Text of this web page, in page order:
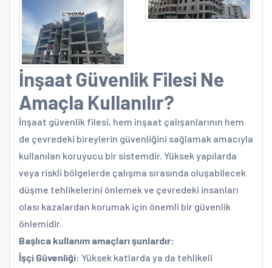
İnşaat Güvenlik Filesi Ne
Amaçla Kullanılır?
İnşaat güvenlik filesi, hem inşaat çalışanlarının hem
de çevredeki bireylerin güvenliğini sağlamak amacıyla
kullanılan koruyucu bir sistemdir. Yüksek yapılarda
veya riskli bölgelerde çalışma sırasında oluşabilecek
düşme tehlikelerini önlemek ve çevredeki insanları
olası kazalardan korumak için önemli bir güvenlik
önlemidir.
Başlıca kullanım amaçları şunlardır:
İşçi Güvenliği: Yüksek katlarda ya da tehlikeli